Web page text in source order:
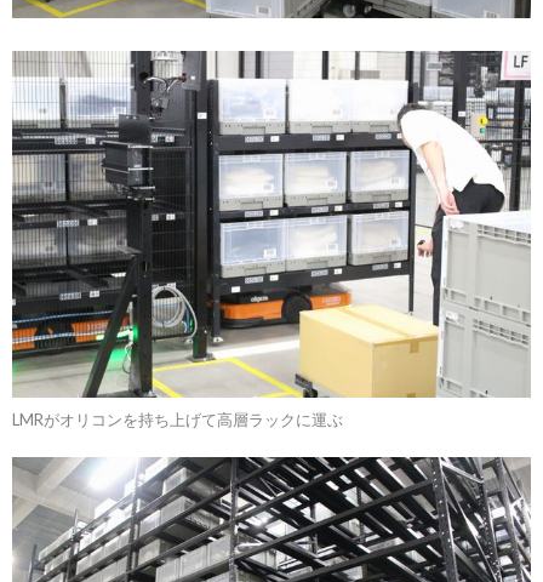
LMRがオリコンを持ち上げて高層ラックに運ぶ